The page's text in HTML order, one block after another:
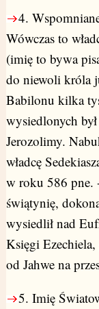
4.
Wówczas to
(imię to bywa
do niewoli króla
Babilonu kilka
wysiedlonych
Jerozolimy.
władcę
w roku 586 pne.
świątynię,
wysiedlił nad
Księgi
od Jahwe na
5. Imię